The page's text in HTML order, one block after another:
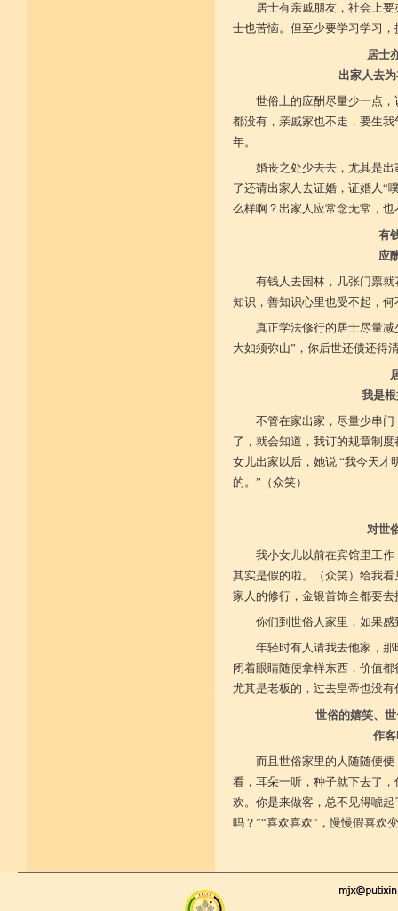
居士有亲戚朋友，社会上
士也苦恼。但至少要学习学习
居士
出家人去
世俗上的应酬尽量少一点
都没有，亲戚家也不走，要生
年。
婚丧之处少去去，尤其是
了还请出家人去证婚，证婚人“
么样啊？出家人应常念无常，
有
应
有钱人去园林，几张门票
知识，善知识心里也受不起，
真正学法修行的居士尽量
大如须弥山”，你后世还债还得
我是
不管在家出家，尽量少串
了，就会知道，我订的规章制
女儿出家以后，她说 “我今天才
的。”（众笑）
对世
我小女儿以前在宾馆里工
其实是假的啦。（众笑）给我
家人的修行，金银首饰全都要
你们到世俗人家里，如果
年轻时有人请我去他家，
闭着眼睛随便拿样东西，价值
尤其是老板的，过去皇帝也没有
世俗的嬉笑、
作
而且世俗家里的人随随便
看，耳朵一听，种子就下去了
欢。你是来做客，总不见得唬
吗？”“喜欢喜欢”，慢慢假喜欢